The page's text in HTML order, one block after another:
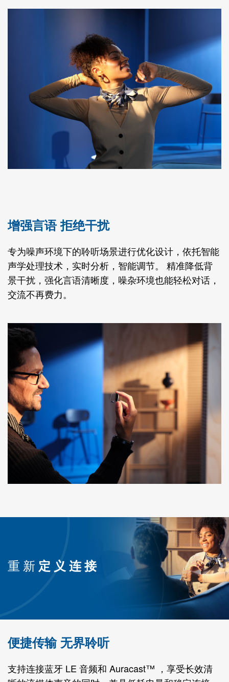
增强言语 拒绝干扰
专为噪声环境下的聆听场景进行优化设计，依托智能
声学处理技术，实时分析，智能调节。 精准降低背
景干扰，强化言语清晰度，噪杂环境也能轻松对话，
交流不再费力。
重新 定义连接
便捷传输 无界聆听
支持连接蓝牙 LE 音频和 Auracast™ ，享受长效清